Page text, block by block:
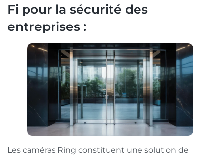
Fi pour la sécurité des
entreprises :
Les caméras Ring constituent une solution de